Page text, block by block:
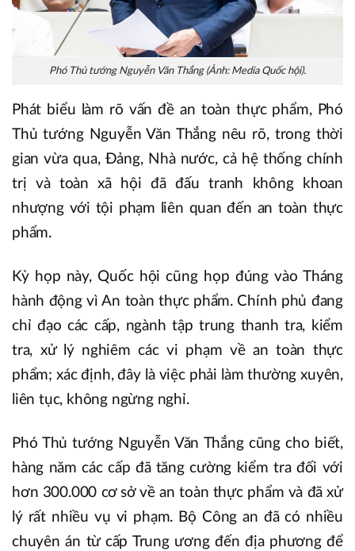
Phó Thủ tướng Nguyễn Văn Thắng (Ảnh: Media Quốc hội).
Phát biểu làm rõ vấn đề an toàn thực phẩm, Phó
Thủ tướng Nguyễn Văn Thắng nêu rõ, trong thời
gian vừa qua, Đảng, Nhà nước, cả hệ thống chính
trị và toàn xã hội đã đấu tranh không khoan
nhượng với tội phạm liên quan đến an toàn thực
phẩm.
Kỳ họp này, Quốc hội cũng họp đúng vào Tháng
hành động vì An toàn thực phẩm. Chính phủ đang
chỉ đạo các cấp, ngành tập trung thanh tra, kiểm
tra, xử lý nghiêm các vi phạm về an toàn thực
phẩm; xác định, đây là việc phải làm thường xuyên,
liên tục, không ngừng nghỉ.
Phó Thủ tướng Nguyễn Văn Thắng cũng cho biết,
hàng năm các cấp đã tăng cường kiểm tra đối với
hơn 300.000 cơ sở về an toàn thực phẩm và đã xử
lý rất nhiều vụ vi phạm. Bộ Công an đã có nhiều
chuyên án từ cấp Trung ương đến địa phương để